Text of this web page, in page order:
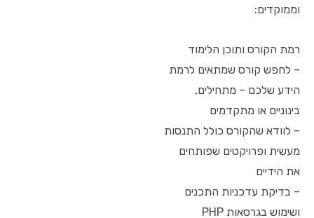
וממוקדים:
רמת הקורס ותוכן הלימוד
– לחפש קורס שמתאים לרמת
הידע שלכם – מתחילים,
בינוניים או מתקדמים
– לוודא שהקורס כולל התנסות
מעשית ופרויקטים שפותחים
את הידיים
– בדיקת עדכניות התכנים
ושימוש בגרסאות PHP